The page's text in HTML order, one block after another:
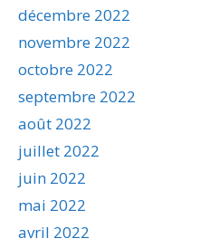
décembre 2022
novembre 2022
octobre 2022
septembre 2022
août 2022
juillet 2022
juin 2022
mai 2022
avril 2022